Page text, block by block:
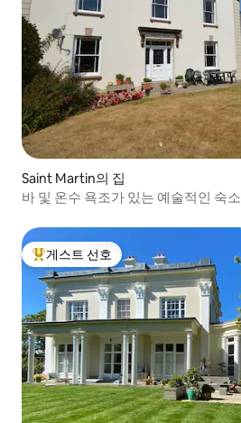
Saint Martin의 집
바 및 온수 욕조가 있는 예술적인 숙소
상위 게스트 선호
게스트 선호